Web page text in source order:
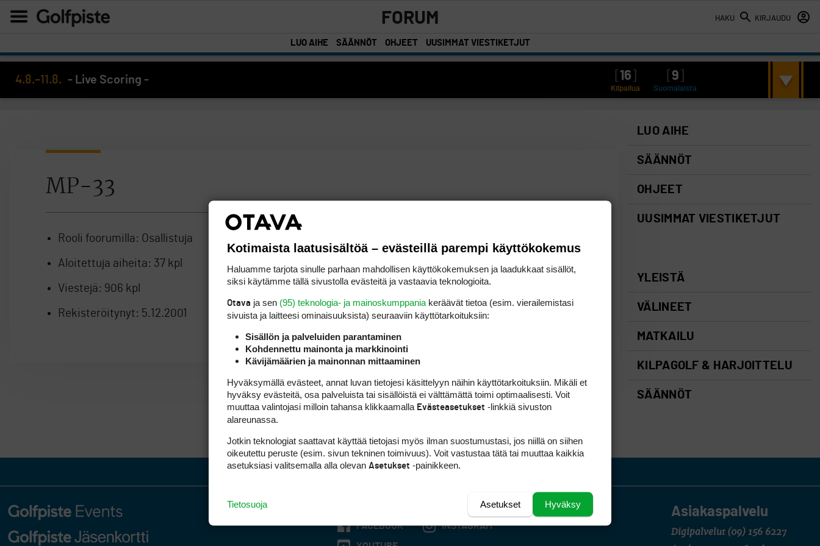
HAKU KIRJAUDU
FORUM
LUO AIHE SÄÄNNÖT OHJEET UUSIMMAT VIESTIKETJUT
4.8.–11.8. - Live Scoring - 16 9
Kilpailua Suomalaista
MP-33
Rooli foorumilla: Osallistuja
Aloitettuja aiheita: 37 kpl
Viestejä: 906 kpl
Rekisteröitynyt: 5.12.2001
LUO AIHE
SÄÄNNÖT
OHJEET
UUSIMMAT VIESTIKETJUT
YLEISTÄ
VÄLINEET
MATKAILU
KILPAGOLF & HARJOITTELU
SÄÄNNÖT
Asiakaspalvelu
Digipalvelut (09) 156 6227
FACEBOOK INSTAGRAM
Kotimaista laatusisältöä – evästeillä parempi käyttökokemus
Haluamme tarjota sinulle parhaan mahdollisen käyttökokemuksen ja laadukkaat sisällöt,
siksi käytämme tällä sivustolla evästeitä ja vastaavia teknologioita.
Otava ja sen (95) teknologia- ja mainoskumppania keräävät tietoa (esim. vierailemis­tasi
sivuista ja laitteesi ominaisuuk­sista) seuraaviin käyttötarkoituksiin:
Sisällön ja palveluiden parantaminen
Kohdennettu mainonta ja markkinointi
Kävijämäärien ja mainonnan mittaaminen
Hyväksymällä evästeet, annat luvan tietojesi käsittelyyn näihin käyttötarkoituksiin. Mikäli et
hyväksy evästeitä, osa palveluista tai sisällöistä ei välttämättä toimi optimaalisesti. Voit
muuttaa valintojasi milloin tahansa klikkaamalla Evästeasetukset -linkkiä sivuston
alareunassa.
Jotkin teknologiat saattavat käyttää tietojasi myös ilman suostumustasi, jos niillä on siihen
oikeutettu peruste (esim. sivun tekninen toimivuus). Voit vastustaa tätä tai muuttaa kaikkia
asetuksiasi valitsemalla alla olevan Asetukset -painikkeen.
Hyväksy
Asetukset
Tietosuoja